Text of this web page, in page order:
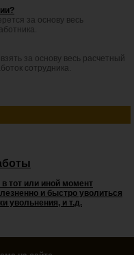
за основу весь
за основу весь расчетный
сотрудника.
тот или иной момент
и быстро уволиться
увольнения, и т.д.